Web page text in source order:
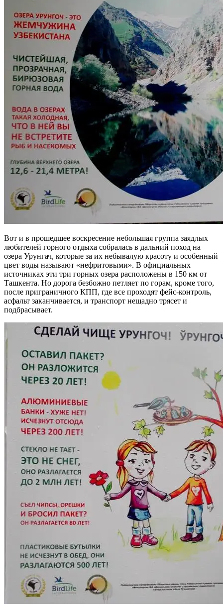
Вот и в прошедшее воскресение небольшая группа заядлых
любителей горного отдыха собралась в дальний поход на
озера Урунгач, которые за их небывалую красоту и особенный
цвет воды называют «нефритовыми». В официальных
источниках эти три горных озера расположены в 150 км от
Ташкента. Но дорога безбожно петляет по горам, кроме того,
после приграничного КПП, где все проходят фейс-контроль,
асфальт заканчивается, и транспорт нещадно трясет и
подбрасывает.